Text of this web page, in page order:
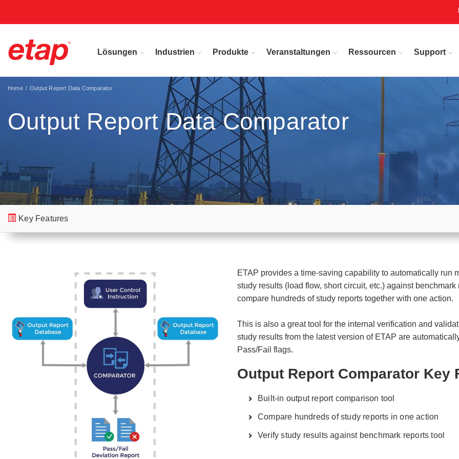
Lösungen Industrien Produkte Veranstaltungen Ressourcen Support
Output Report Data Comparator
Home Output Report Data Comparator
Key Features
ETAP provides a time-saving capability to automatically run
study results (load flow, short circuit, etc.) against
compare hundreds of study reports together with one action.
This is also a great tool for the internal verification and
study results from the latest version of ETAP are
Pass/Fail flags.
Output Report Comparator Key
Built-in output report comparison tool
Compare hundreds of study reports in one action
Verify study results against benchmark reports tool